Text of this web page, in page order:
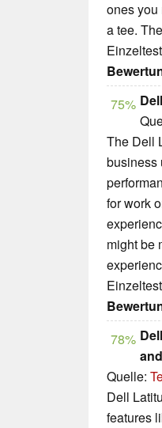
ones you
a tee.
75%
The Dell
business
for work
might be
78%
Quelle:
Dell
features